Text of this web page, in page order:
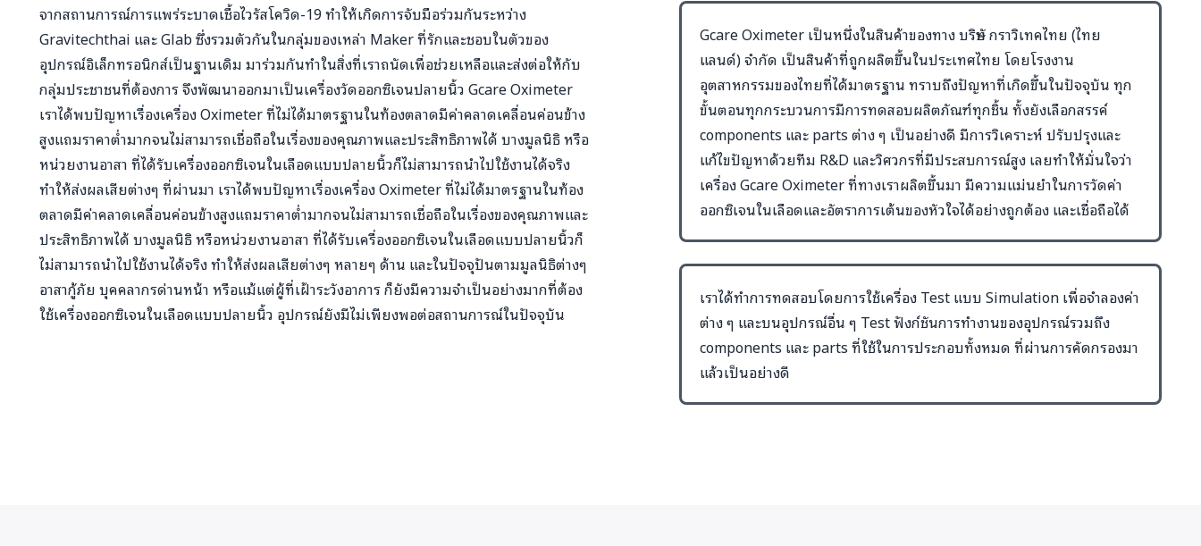
จากสถานการณ์การแพร่ระบาดเชื้อไวรัสโควิด-19 ทำให้เกิดการจับมือร่วมกันระหว่าง
Gravitechthai และ Glab ซึ่งรวมตัวกันในกลุ่มของเหล่า Maker ที่รักและชอบในตัวของ
อุปกรณ์อิเล็กทรอนิกส์เป็นฐานเดิม มาร่วมกันทำในสิ่งที่เราถนัดเพื่อช่วยเหลือและส่งต่อให้กับ
กลุ่มประชาชนที่ต้องการ จึงพัฒนาออกมาเป็นเครื่องวัดออกซิเจนปลายนิ้ว Gcare Oximeter
เราได้พบปัญหาเรื่องเครื่อง Oximeter ที่ไม่ได้มาตรฐานในท้องตลาดมีค่าคลาดเคลื่อนค่อนข้าง
สูงแถมราคาต่ำมากจนไม่สามารถเชื่อถือในเรื่องของคุณภาพและประสิทธิภาพได้ บางมูลนิธิ หรือ
หน่วยงานอาสา ที่ได้รับเครื่องออกซิเจนในเลือดแบบปลายนิ้วก็ไม่สามารถนำไปใช้งานได้จริง
ทำให้ส่งผลเสียต่างๆ ที่ผ่านมา เราได้พบปัญหาเรื่องเครื่อง Oximeter ที่ไม่ได้มาตรฐานในท้อง
ตลาดมีค่าคลาดเคลื่อนค่อนข้างสูงแถมราคาต่ำมากจนไม่สามารถเชื่อถือในเรื่องของคุณภาพและ
ประสิทธิภาพได้ บางมูลนิธิ หรือหน่วยงานอาสา ที่ได้รับเครื่องออกซิเจนในเลือดแบบปลายนิ้วก็
ไม่สามารถนำไปใช้งานได้จริง ทำให้ส่งผลเสียต่างๆ หลายๆ ด้าน และในปัจจุปันตามมูลนิธิต่างๆ
อาสากู้ภัย บุคคลากรด่านหน้า หรือแม้แต่ผู้ที่เฝ้าระวังอาการ ก็ยังมีความจำเป็นอย่างมากที่ต้อง
ใช้เครื่องออกซิเจนในเลือดแบบปลายนิ้ว อุปกรณ์ยังมีไม่เพียงพอต่อสถานการณ์ในปัจจุบัน
Gcare Oximeter เป็นหนึ่งในสินค้าของทาง บริษัท กราวิเทคไทย (ไทย
แลนด์) จำกัด เป็นสินค้าที่ถูกผลิตขึ้นในประเทศไทย โดยโรงงาน
อุตสาหกรรมของไทยที่ได้มาตรฐาน ทราบถึงปัญหาที่เกิดขึ้นในปัจจุบัน ทุก
ขั้นตอนทุกกระบวนการมีการทดสอบผลิตภัณฑ์ทุกชิ้น ทั้งยังเลือกสรรค์
components และ parts ต่าง ๆ เป็นอย่างดี มีการวิเคราะห์ ปรับปรุงและ
แก้ไขปัญหาด้วยทีม R&D และวิศวกรที่มีประสบการณ์สูง เลยทำให้มั่นใจว่า
เครื่อง Gcare Oximeter ที่ทางเราผลิตขึ้นมา มีความแม่นยำในการวัดค่า
ออกซิเจนในเลือดและอัตราการเต้นของหัวใจได้อย่างถูกต้อง และเชื่อถือได้
เราได้ทำการทดสอบโดยการใช้เครื่อง Test แบบ Simulation เพื่อจำลองค่า
ต่าง ๆ และบนอุปกรณ์อื่น ๆ Test ฟังก์ชันการทำงานของอุปกรณ์รวมถึง
components และ parts ที่ใช้ในการประกอบทั้งหมด ที่ผ่านการคัดกรองมา
แล้วเป็นอย่างดี